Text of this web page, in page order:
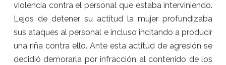
violencia contra el personal que estaba interviniendo.
Lejos de detener su actitud la mujer profundizaba
sus ataques al personal e incluso incitando a producir
una riña contra ello. Ante esta actitud de agresión se
decidió demorarla por infracción al contenido de los